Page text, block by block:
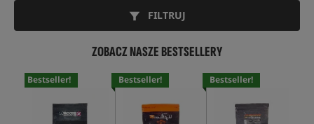
FILTRUJ
ZOBACZ NASZE BESTSELLERY
Bestseller! Bestseller! Bestseller!